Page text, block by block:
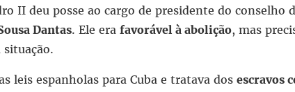
II deu posse ao cargo de presidente do conselho
Dantas. Ele era favorável à abolição, mas
situação.
leis espanholas para Cuba e tratava dos escravos